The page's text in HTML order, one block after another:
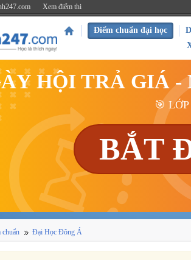
Xem điểm thi
Điểm chuẩn đại học
HỘI TRẢ GIÁ -
🎯
BẮT
chuẩn Đại Học Đông Á